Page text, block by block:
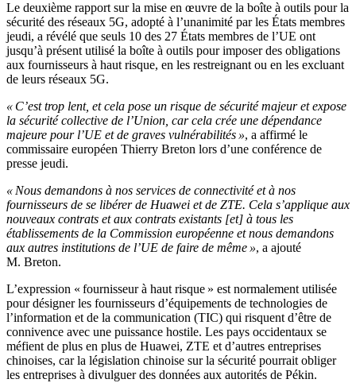
Le deuxième rapport sur la mise en œuvre de la boîte à outils pour la
sécurité des réseaux 5G, adopté à l’unanimité par les États membres
jeudi, a révélé que seuls 10 des 27 États membres de l’UE ont
jusqu’à présent utilisé la boîte à outils pour imposer des obligations
aux fournisseurs à haut risque, en les restreignant ou en les excluant
de leurs réseaux 5G.
« C’est trop lent, et cela pose un risque de sécurité majeur et expose
la sécurité collective de l’Union, car cela crée une dépendance
majeure pour l’UE et de graves vulnérabilités », a affirmé le
commissaire européen Thierry Breton lors d’une conférence de
presse jeudi.
« Nous demandons à nos services de connectivité et à nos
fournisseurs de se libérer de Huawei et de ZTE. Cela s’applique aux
nouveaux contrats et aux contrats existants [et] à tous les
établissements de la Commission européenne et nous demandons
aux autres institutions de l’UE de faire de même », a ajouté
M. Breton.
L’expression « fournisseur à haut risque » est normalement utilisée
pour désigner les fournisseurs d’équipements de technologies de
l’information et de la communication (TIC) qui risquent d’être de
connivence avec une puissance hostile. Les pays occidentaux se
méfient de plus en plus de Huawei, ZTE et d’autres entreprises
chinoises, car la législation chinoise sur la sécurité pourrait obliger
les entreprises à divulguer des données aux autorités de Pékin.